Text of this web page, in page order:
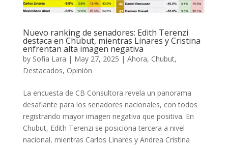
Nuevo ranking de senadores: Edith Terenzi
destaca en Chubut, mientras Linares y Cristina
enfrentan alta imagen negativa
by Sofia Lara | May 27, 2025 | Ahora, Chubut,
Destacados, Opinión
La encuesta de CB Consultora revela un panorama
desafiante para los senadores nacionales, con todos
registrando mayor imagen negativa que positiva. En
Chubut, Edith Terenzi se posiciona tercera a nivel
nacional, mientras Carlos Linares y Andrea Cristina